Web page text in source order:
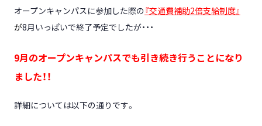
オープンキャンパスに参加した際の『交通費補助2倍支給制度』
が8月いっぱいで終了予定でしたが・・・
9月のオープンキャンパスでも引き続き行うことになり
ました！！
詳細については以下の通りです。